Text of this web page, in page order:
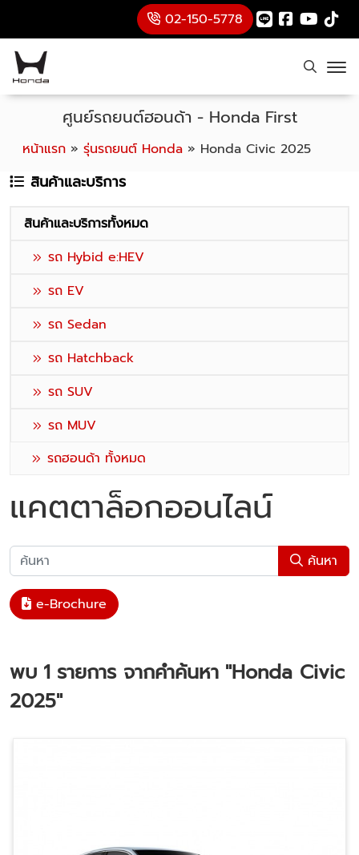
02-150-5778
หน้าแรก » รุ่นรถยนต์ Honda » Honda Civic 2025
ศูนย์รถยนต์ฮอนด้า - Honda First
สินค้าและบริการ
สินค้าและบริการทั้งหมด
รถ Hybid e:HEV
รถ EV
รถ Sedan
รถ Hatchback
รถ SUV
รถ MUV
รถฮอนด้า ทั้งหมด
แคตตาล็อกออนไลน์
ค้นหา
e-Brochure
พบ 1 รายการ จากคำค้นหา "Honda Civic
2025"